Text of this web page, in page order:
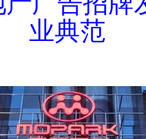
业典范